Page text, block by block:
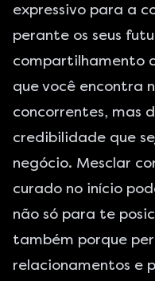
expressivo para a
perante os seus
compartilhamento
que você encontra
concorrentes, mas
credibilidade que
negócio. Mesclar
curado no início
não só para te
também porque
relacionamentos e